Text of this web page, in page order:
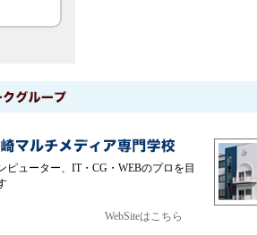
ピューター、IT・CG・WEBのプロを目
WebSiteはこちら